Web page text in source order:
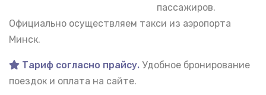
пассажиров.
Официально осуществляем такси из аэропорта
Минск.
Тариф согласно прайсу. Удобное бронирование
поездок и оплата на сайте.